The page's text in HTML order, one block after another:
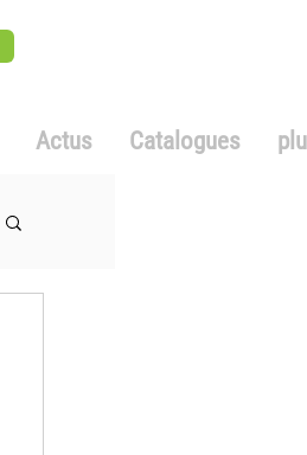
Actus Catalogues